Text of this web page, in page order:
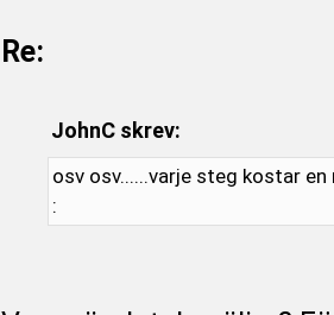
Re:
JohnC skrev:
osv osv......varje steg kostar en
: